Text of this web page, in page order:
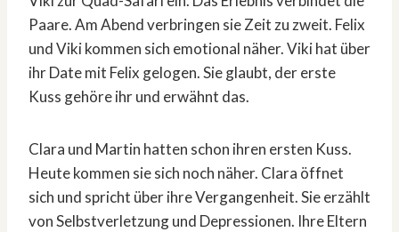
Paare. Am Abend verbringen sie Zeit zu zweit. Felix
und Viki kommen sich emotional näher. Viki hat über
ihr Date mit Felix gelogen. Sie glaubt, der erste
Kuss gehöre ihr und erwähnt das.
Clara und Martin hatten schon ihren ersten Kuss.
Heute kommen sie sich noch näher. Clara öffnet
sich und spricht über ihre Vergangenheit. Sie erzählt
von Selbstverletzung und Depressionen. Ihre Eltern